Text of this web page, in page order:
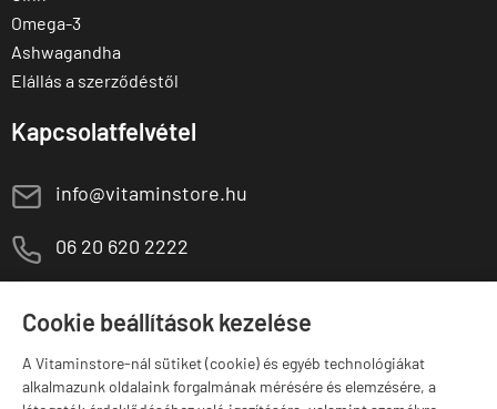
Cookie beállítások kezelése
A Vitaminstore-nál sütiket (cookie) és egyéb technológiákat
alkalmazunk oldalaink forgalmának mérésére és elemzésére, a
Omega-3
Ashwagandha
Elállás a szerződéstől
Kapcsolatfelvétel
E info@vitaminstore.hu
M 06 20 620 2222
Szugló u. 83-85.
Márkák